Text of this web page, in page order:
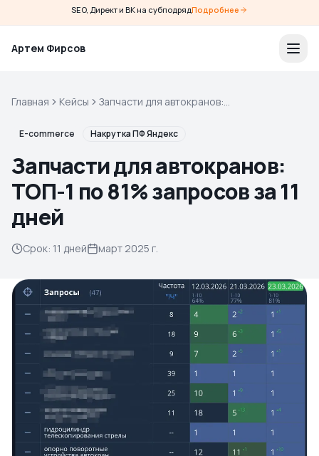
SEO, Директ и ВК на субподрядПодробнее
Артем Фирсов
Главная Кейсы
Запчасти для автокранов:
дней
E-commerce Накрутка ПФ Яндекс
Запчасти для автокранов:
ТОП-1 по 81% запросов за 11
дней
Срок: 11 дней март 2025 г.